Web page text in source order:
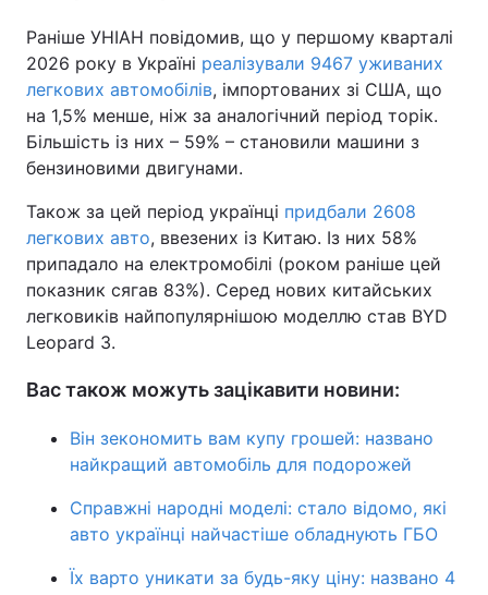
Раніше УНІАН повідомив, що у першому кварталі
2026 року в Україні реалізували 9467 уживаних
легкових автомобілів, імпортованих зі США, що
на 1,5% менше, ніж за аналогічний період торік.
Більшість із них – 59% – становили машини з
бензиновими двигунами.
Також за цей період українці придбали 2608
легкових авто, ввезених із Китаю. Із них 58%
припадало на електромобілі (роком раніше цей
показник сягав 83%). Серед нових китайських
легковиків найпопулярнішою моделлю став BYD
Leopard 3.
Вас також можуть зацікавити новини:
Він зекономить вам купу грошей: названо
найкращий автомобіль для подорожей
Справжні народні моделі: стало відомо, які
авто українці найчастіше обладнують ГБО
Їх варто уникати за будь-яку ціну: названо 4